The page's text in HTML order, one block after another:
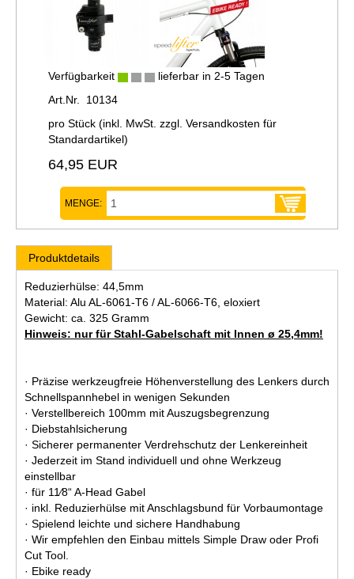
Verfügbarkeit
lieferbar in 2-5 Tagen
Art.Nr. 10134
pro Stück (inkl. MwSt. zzgl. Versandkosten für
Standardartikel)
64,95 EUR
MENGE:
Produktdetails
Reduzierhülse: 44,5mm
Material: Alu AL-6061-T6 / AL-6066-T6, eloxiert
Gewicht: ca. 325 Gramm
Hinweis: nur für Stahl-Gabelschaft mit Innen ø 25,4mm!
· Präzise werkzeugfreie Höhenverstellung des Lenkers durch
Schnellspannhebel in wenigen Sekunden
· Verstellbereich 100mm mit Auszugsbegrenzung
· Diebstahlsicherung
· Sicherer permanenter Verdrehschutz der Lenkereinheit
· Jederzeit im Stand individuell und ohne Werkzeug
einstellbar
· für 11∕8“ A-Head Gabel
· inkl. Reduzierhülse mit Anschlagsbund für Vorbaumontage
· Spielend leichte und sichere Handhabung
· Wir empfehlen den Einbau mittels Simple Draw oder Profi
Cut Tool.
· Ebike ready